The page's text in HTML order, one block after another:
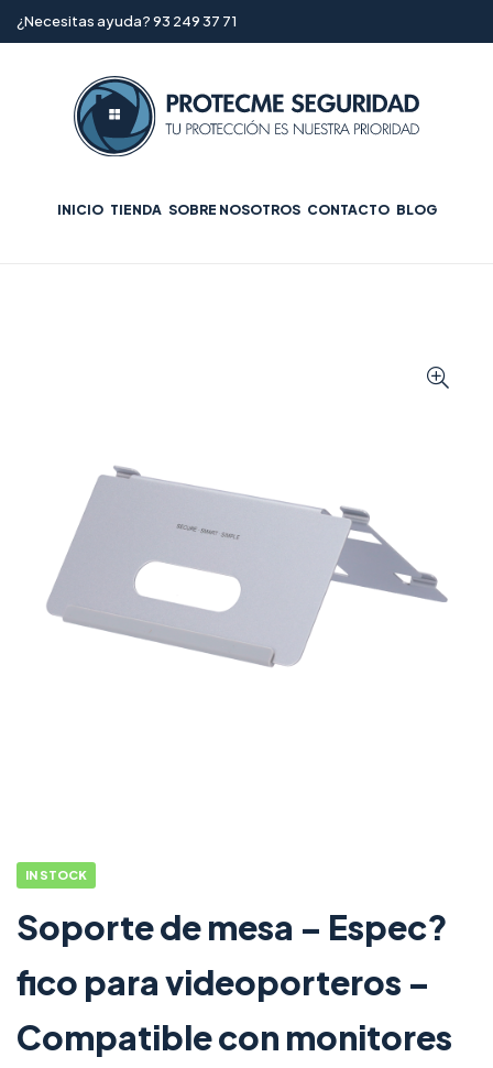
¿Necesitas ayuda? 93 249 37 71
INICIO TIENDA SOBRE NOSOTROS CONTACTO BLOG
IN STOCK
Soporte de mesa – Espec?
fico para videoporteros –
Compatible con monitores